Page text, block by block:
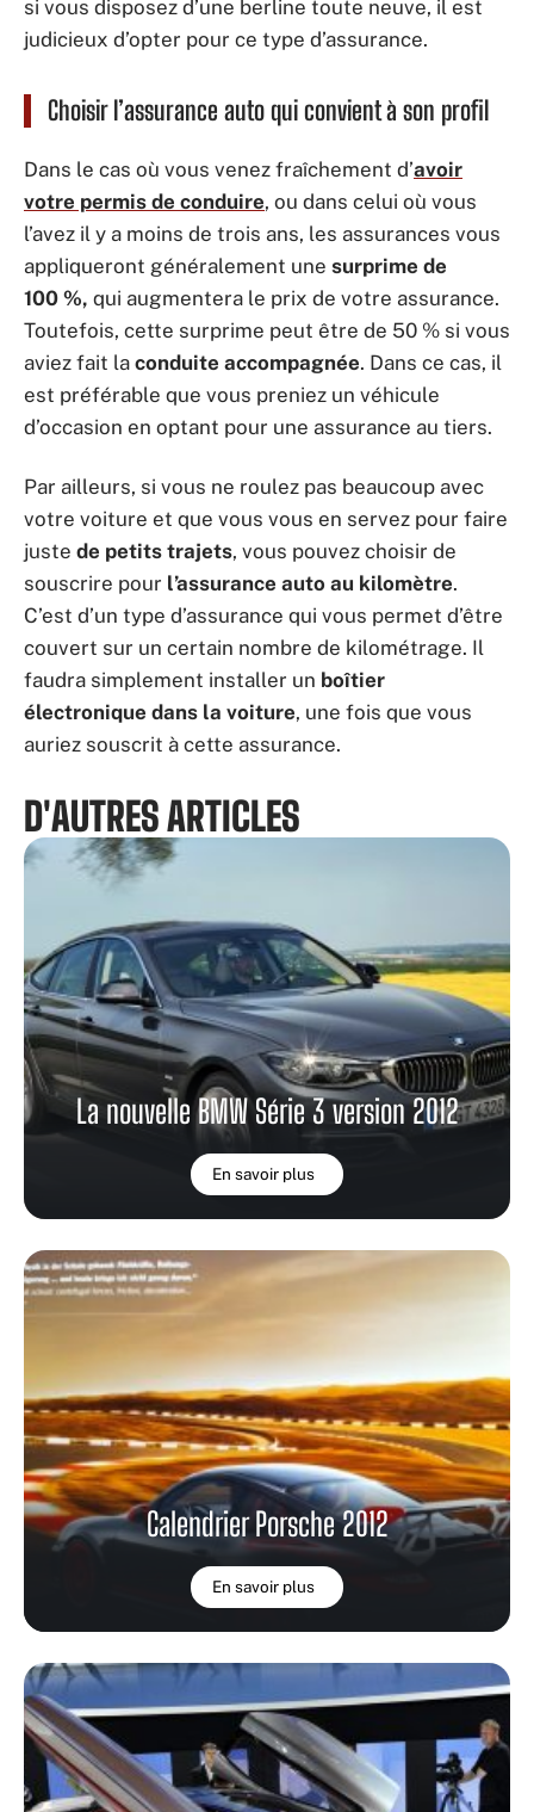
si vous disposez d’une berline toute neuve, il est
judicieux d’opter pour ce type d’assurance.
Choisir l’assurance auto qui convient à son profil
Dans le cas où vous venez fraîchement d’avoir
votre permis de conduire, ou dans celui où vous
l’avez il y a moins de trois ans, les assurances vous
appliqueront généralement une surprime de
100 %, qui augmentera le prix de votre assurance.
Toutefois, cette surprime peut être de 50 % si vous
aviez fait la conduite accompagnée. Dans ce cas, il
est préférable que vous preniez un véhicule
d’occasion en optant pour une assurance au tiers.
Par ailleurs, si vous ne roulez pas beaucoup avec
votre voiture et que vous vous en servez pour faire
juste de petits trajets, vous pouvez choisir de
souscrire pour l’assurance auto au kilomètre.
C’est d’un type d’assurance qui vous permet d’être
couvert sur un certain nombre de kilométrage. Il
faudra simplement installer un boîtier
électronique dans la voiture, une fois que vous
auriez souscrit à cette assurance.
D'AUTRES ARTICLES
La nouvelle BMW Série 3 version 2012
En savoir plus
Calendrier Porsche 2012
En savoir plus